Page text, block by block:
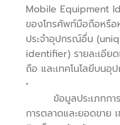
Mobile Equipment
ของโทรศัพท์มือถือหรือ
ประจำอุปกรณ์อื่น
identifier) รายละเอีย
ถือ และเทคโนโลยีบนอุ
•
ข้อมูลประเภทการ
การตลาดและยอดขาย